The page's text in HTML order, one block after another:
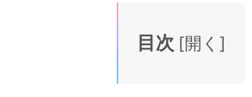
目次 [開く ]